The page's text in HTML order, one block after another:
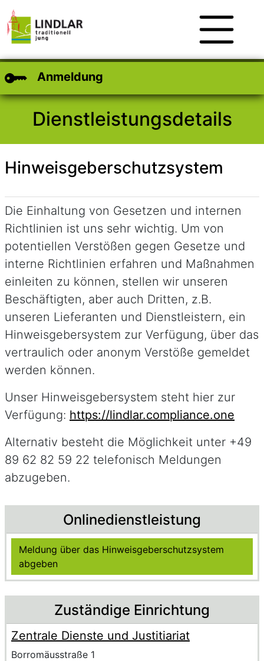
Anmeldung
Dienstleistungsdetails
Hinweisgeberschutzsystem
Kurzbeschreibung
Die Einhaltung von Gesetzen und internen
Richtlinien ist uns sehr wichtig. Um von
potentiellen Verstößen gegen Gesetze und
interne Richtlinien erfahren und Maßnahmen
einleiten zu können, stellen wir unseren
Beschäftigten, aber auch Dritten, z.B.
unseren Lieferanten und Dienstleistern, ein
Hinweisgebersystem zur Verfügung, über das
vertraulich oder anonym Verstöße gemeldet
werden können.
Unser Hinweisgebersystem steht hier zur
Verfügung: https://lindlar.compliance.one
Alternativ besteht die Möglichkeit unter +49
89 62 82 59 22 telefonisch Meldungen
abzugeben.
Beschreibung
Onlinedienstleistung
Ohne Anmeldung im Portal nutzbar
Meldung über das Hinweisgeberschutzsystem
abgeben
Zuständige Einrichtung
Name der Einrichtung
Zentrale Dienste und Justitiariat
Anschrift der Einrichtung
Strasse und Hausnummer
Borromäusstraße 1